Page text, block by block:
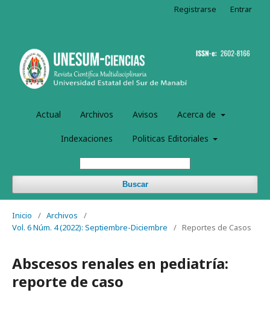
Actual Archivos Avisos Acerca de
Indexaciones Politicas Editoriales
Buscar
Registrarse Entrar
Inicio / Archivos
/
Vol. 6 Núm. 4 (2022): Septiembre-Diciembre
/ Reportes de Casos
Abscesos renales en pediatría:
reporte de caso